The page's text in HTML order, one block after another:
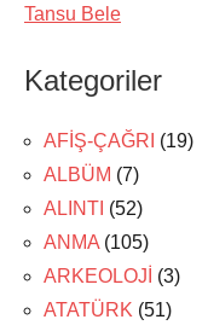
Tansu Bele
Kategoriler
AFİŞ-ÇAĞRI (19)
ALBÜM (7)
ALINTI (52)
ANMA (105)
ARKEOLOJİ (3)
ATATÜRK (51)